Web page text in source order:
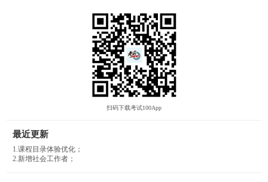
扫码下载考试100App
最近更新
1.课程目录体验优化；
2.新增社会工作者；